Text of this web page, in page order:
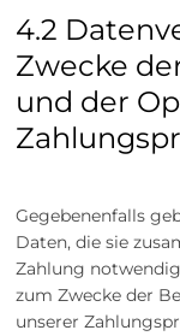
4.2
Zwecke
und der
Gegebenenfalls
Daten, die sie
Zahlung
zum Zwecke der
unserer